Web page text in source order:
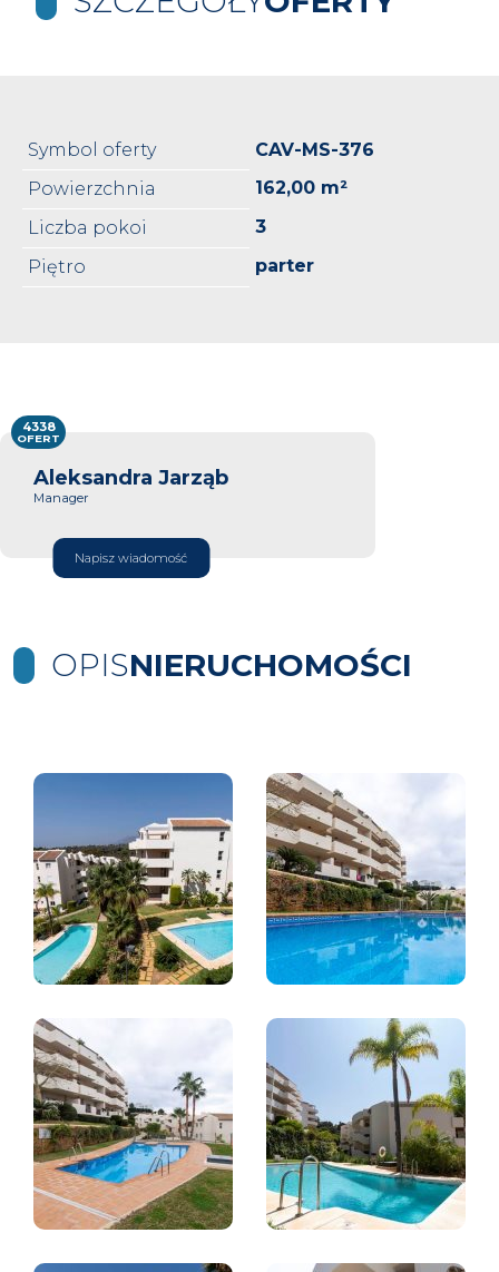
Symbol oferty
CAV-MS-376
Powierzchnia
162,00 m²
Liczba pokoi
3
Piętro
parter
Aleksandra Jarząb
Manager
Napisz wiadomość
4338
OFERT
OPISNIERUCHOMOŚCI